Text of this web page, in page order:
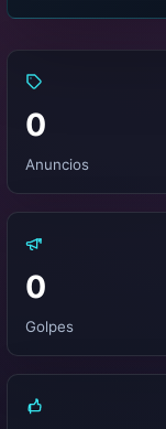
0
Anuncios
0
Golpes